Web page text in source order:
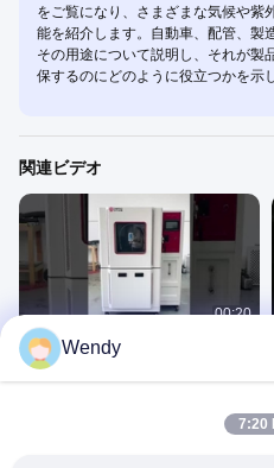
をご覧になり、さまざまな気候や紫
能を紹介します。自動車、配管、製
その用途について説明し、それが製
保するのにどのように役立つかを示
関連ビデオ
00:20
ISO 20653 IEC60529 IEC 6059 IPX3
IPX4 IPX5 IPX6を備えた雨試験室
Wendy
7:20